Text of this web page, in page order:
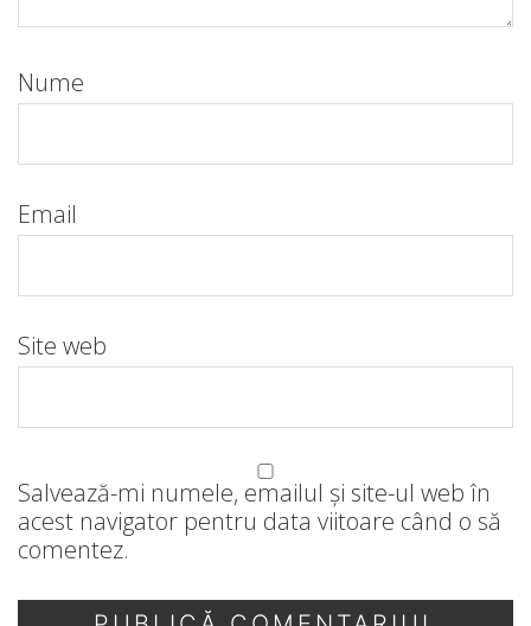
Nume
Email
Site web
Salvează-mi numele, emailul și site-ul web în
acest navigator pentru data viitoare când o să
comentez.